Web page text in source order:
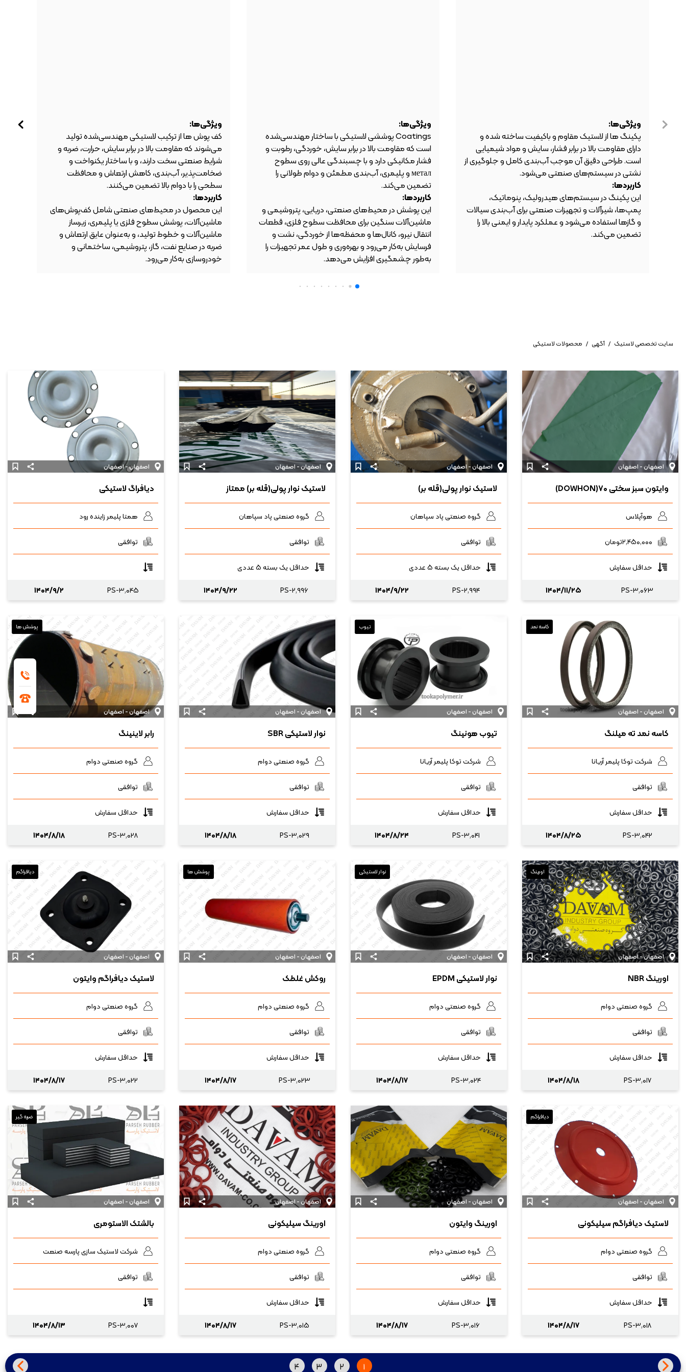
ویژگی‌ها:
پکینگ ها از لاستیک مقاوم و باکیفیت ساخته شده و
دارای مقاومت بالا در برابر فشار، سایش و مواد شیمیایی
است. طراحی دقیق آن موجب آب‌بندی کامل و جلوگیری از
نشتی در سیستم‌های صنعتی می‌شود.
کاربردها:
این پکینگ در سیستم‌های هیدرولیک، پنوماتیک،
پمپ‌ها، شیرآلات و تجهیزات صنعتی برای آب‌بندی سیالات
و گازها استفاده می‌شود و عملکرد پایدار و ایمنی بالا را
تضمین می‌کند.
ویژگی‌ها:
Coatings پوششی لاستیکی با ساختار مهندسی‌شده
است که مقاومت بالا در برابر سایش، خوردگی، رطوبت و
فشار مکانیکی دارد و با چسبندگی عالی روی سطوح
метал و پلیمری، آب‌بندی مطمئن و دوام طولانی را
تضمین می‌کند.
کاربردها:
این پوشش در محیط‌های صنعتی، دریایی، پتروشیمی و
ماشین‌آلات سنگین برای محافظت سطوح فلزی، قطعات
انتقال نیرو، کانال‌ها و محفظه‌ها از خوردگی، نشت و
فرسایش به‌کار می‌رود و بهره‌وری و طول عمر تجهیزات را
به‌طور چشمگیری افزایش می‌دهد.
ویژگی‌ها:
کف پوش ها از ترکیب لاستیکی مهندسی‌شده تولید
می‌شوند که مقاومت بالا در برابر سایش، حرارت، ضربه و
شرایط صنعتی سخت دارند، و با ساختار یکنواخت و
ضخامت‌پذیر، آب‌بندی، کاهش ارتعاش و محافظت
سطحی را با دوام بالا تضمین می‌کنند.
کاربردها:
این محصول در محیط‌های صنعتی شامل کف‌پوش‌های
ماشین‌آلات، پوشش سطوح فلزی یا پلیمری، زیرساز
ماشین‌آلات و خطوط تولید، و به‌عنوان عایق ارتعاش و
ضربه در صنایع نفت، گاز، پتروشیمی، ساختمانی و
خودروسازی به‌کار می‌رود.
سایت تخصصی لاستیک / آگهی / محصولات لاستیکی
اصفهان - اصفهان
وایتون سبز سختی ۷۰(DOWHON)
هوآپلاس
۲,۴۵۰,۰۰۰تومان
حداقل سفارش
PS-۳,۰۶۳
۱۴۰۴/۱۱/۲۵
اصفهان - اصفهان
لاستیک نوار پولی(قله بر)
گروه صنعتی پاد سپاهان
توافقی
حداقل یک بسته ۵ عددی
PS-۲,۹۹۴
۱۴۰۴/۹/۲۲
اصفهان - اصفهان
لاستیک نوار پولی(قله بر) ممتاز
گروه صنعتی پاد سپاهان
توافقی
حداقل یک بسته ۵ عددی
PS-۲,۹۹۶
۱۴۰۴/۹/۲۲
اصفهان - اصفهان
دیافراگ لاستیکی
همتا پلیمر زاینده رود
توافقی
PS-۳,۰۴۵ ۱۴۰۴/۹/۲
کاسه نمد
اصفهان - اصفهان
کاسه نمد ته میلنگ
شرکت توکا پلیمر آریانا
توافقی
حداقل سفارش
PS-۳,۰۴۲
۱۴۰۴/۸/۲۵
تیوب
اصفهان - اصفهان
تیوب هونینگ
شرکت توکا پلیمر آریانا
توافقی
حداقل سفارش
PS-۳,۰۴۱
۱۴۰۴/۸/۲۴
اصفهان - اصفهان
نوار لاستیکی SBR
گروه صنعتی دوام
توافقی
حداقل سفارش
PS-۳,۰۲۹
۱۴۰۴/۸/۱۸
پوشش ها
اصفهان - اصفهان
رابر لاینینگ
گروه صنعتی دوام
توافقی
حداقل سفارش
PS-۳,۰۲۸
۱۴۰۴/۸/۱۸
اورینگ
اصفهان - اصفهان
اورینگ NBR
گروه صنعتی دوام
توافقی
حداقل سفارش
PS-۳,۰۱۷
۱۴۰۴/۸/۱۸
نوار لاستیکی
اصفهان - اصفهان
نوار لاستیکی EPDM
گروه صنعتی دوام
توافقی
حداقل سفارش
PS-۳,۰۲۴
۱۴۰۴/۸/۱۷
پوشش ها
اصفهان - اصفهان
روکش غلطک
گروه صنعتی دوام
توافقی
حداقل سفارش
PS-۳,۰۲۳
۱۴۰۴/۸/۱۷
دیافراگم
اصفهان - اصفهان
لاستیک دیافراگم وایتون
گروه صنعتی دوام
توافقی
حداقل سفارش
PS-۳,۰۲۲
۱۴۰۴/۸/۱۷
دیافراگم
اصفهان - اصفهان
لاستیک دیافراگم سیلیکونی
گروه صنعتی دوام
توافقی
حداقل سفارش
PS-۳,۰۱۸
۱۴۰۴/۸/۱۷
اصفهان - اصفهان
اورینگ وایتون
گروه صنعتی دوام
توافقی
حداقل سفارش
PS-۳,۰۱۶
۱۴۰۴/۸/۱۷
اصفهان - اصفهان
اورینگ سیلیکونی
گروه صنعتی دوام
توافقی
حداقل سفارش
PS-۳,۰۱۵
۱۴۰۴/۸/۱۷
ضربه گیر
اصفهان - اصفهان
بالشتک الاستومری
شرکت لاستیک سازی پارسه صنعت
توافقی
PS-۳,۰۰۷ ۱۴۰۴/۸/۱۳
۱ ۲ ۳ ۴